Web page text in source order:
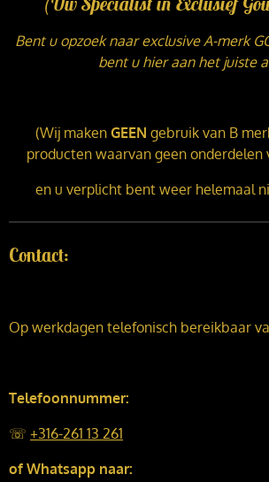
Bent u opzoek naar exclusive A-merk
bent u hier aan het juiste
(Wij maken GEEN gebruik van B
producten waarvan geen onderdelen
en u verplicht bent weer helemaal
Contact:
Op werkdagen telefonisch bereikbaar
Telefoonnummer:
☏ +316-261 13 261
of Whatsapp naar: